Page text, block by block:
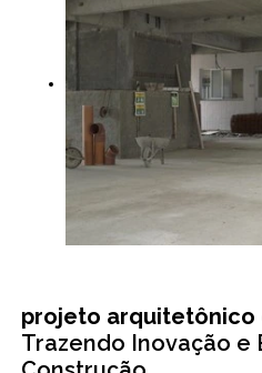
projeto arquitetônico
Trazendo Inovação e